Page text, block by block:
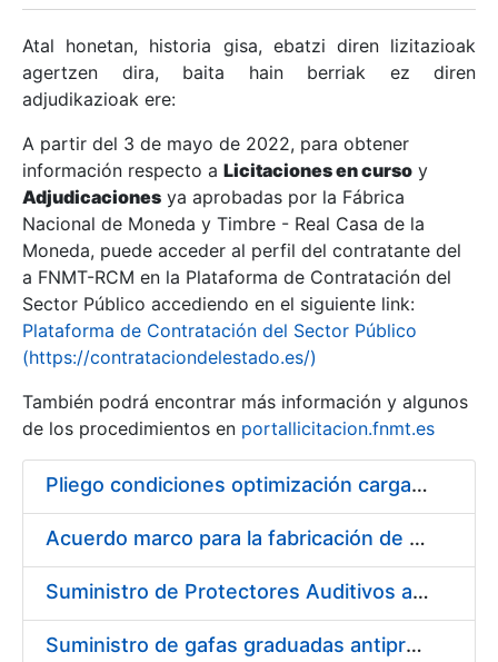
Erakutsi/Ezkutatu
Erakutsi/Ezkutatu
Erakutsi/Ezkutatu
Erakutsi/Ezkutatu
Erakutsi/Ezkutatu
Atal honetan, historia gisa, ebatzi diren lizitazioak
agertzen dira, baita hain berriak ez diren
adjudikazioak ere:
A partir del 3 de mayo de 2022, para obtener
información respecto a Licitaciones en curso y
Adjudicaciones ya aprobadas por la Fábrica
Nacional de Moneda y Timbre - Real Casa de la
Moneda, puede acceder al perfil del contratante del
a FNMT-RCM en la Plataforma de Contratación del
Sector Público accediendo en el siguiente link:
Plataforma de Contratación del Sector Público
(https://contrataciondelestado.es/)
También podrá encontrar más información y algunos
de los procedimientos en portallicitacion.fnmt.es
Pliego condiciones optimización cargas compras firmado
Acuerdo marco para la fabricación de piezas
Suministro de Protectores Auditivos a medida para las personas trabajadoras de los Centros de Trabajo de Madrid y Burgos
Suministro de gafas graduadas antiproyecciones para los trabajadores de la FNMT-RCM en los centros de trabajo de Madrid y Burgos